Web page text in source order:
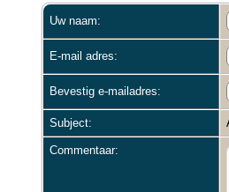
Uw naam:
E-mail adres:
Bevestig e-mailadres:
Subject:
Commentaar: